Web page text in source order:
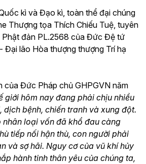
kì và Đạo kì, toàn thể đại chúng
Thượng tọa Thích Chiếu Tuệ, tuyên
đản PL.2568 của Đức Đệ tứ
Đại lão Hòa thượng thượng Trí hạ
của Đức Pháp chủ GHPGVN năm
giới hôm nay đang phải chịu nhiều
dịch bệnh, chiến tranh và xung đột.
nhân loại vốn đã khổ đau càng
tiếp nối hận thù, con người phải
và sợ hãi. Nguy cơ của vũ khí hủy
hành tinh thân yêu của chúng ta,